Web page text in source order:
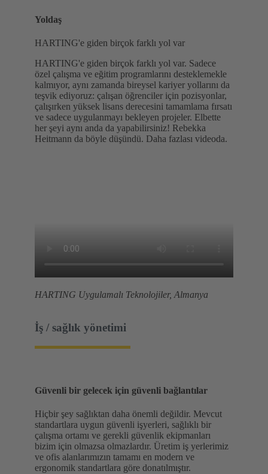
Yoldaş
HARTING'e giden birçok farklı yol var
HARTING'e giden birçok farklı yol var. Sadece
özel çalışma ve eğitim programlarını desteklemekle
kalmıyor, aynı zamanda bireysel kariyer yollarını da
teşvik ediyoruz: çalışan öğrenciler için pozisyonlar,
çalışırken yüksek lisans derecesini tamamlama fırsatı
ve sadece uygulanmayı bekleyen projeler. Elbette
her şeyi aynı anda da yapabilirsiniz! Rebekka
Heitmann da böyle düşündü. Daha fazlası videoda.
HARTING Uygulamalı Teknolojiler, Almanya
İş / sağlık yönetimi
Güvenli bir gelecek için güvenli bağlantılar
Hiçbir şey sağlıktan daha önemli değildir. Mevcut
standartlara uygun güvenli işyerleri, sağlıklı bir
çalışma ortamı ve gerekli güvenlik ekipmanları
bizim için olmazsa olmazlardır. Üretim iş yerlerimiz
ve ofis alanlarımızın tamamı en modern ve
ergonomik standartlara göre donatılmıştır.